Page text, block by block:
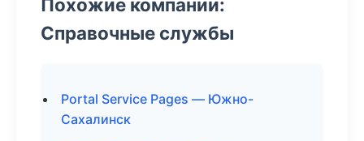
Похожие компании:
Справочные службы
Portal Service Pages — Южно-
Сахалинск